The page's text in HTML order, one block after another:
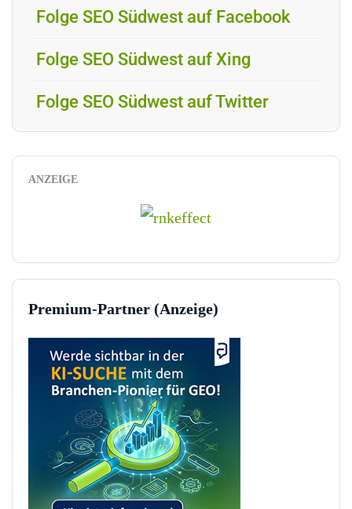
Folge SEO Südwest auf Facebook
Folge SEO Südwest auf Xing
Folge SEO Südwest auf Twitter
ANZEIGE
Premium-Partner (Anzeige)